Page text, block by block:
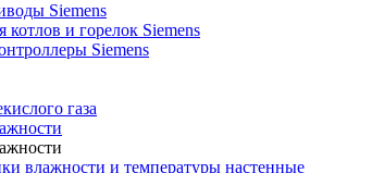
Siemens
котлов и горелок Siemens
Siemens
газа
влажности и температуры настенные